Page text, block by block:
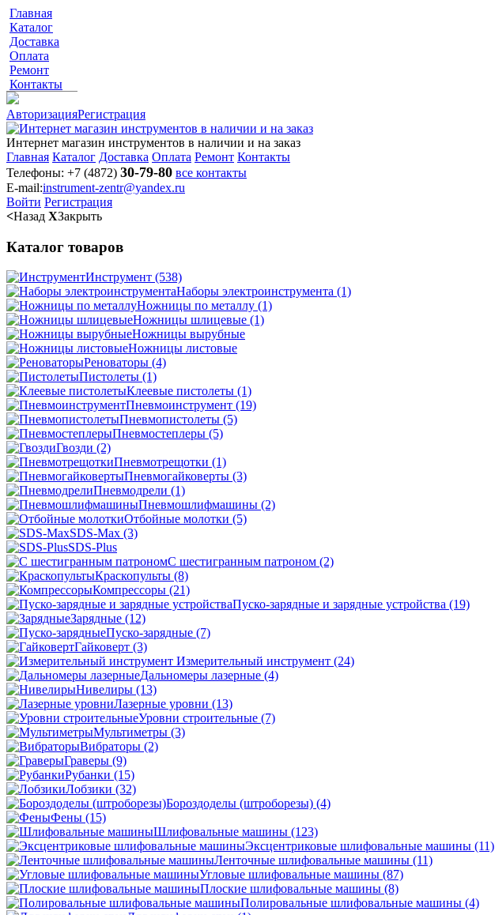
Главная
Каталог
Доставка
Оплата
Ремонт
Контакты
АвторизацияРегистрация
Интернет магазин инструментов в наличии и на заказ
Главная Каталог Доставка Оплата Ремонт Контакты
Телефоны: +7 (4872) 30-79-80 все контакты
E-mail:instrument-zentr@yandex.ru
Войти Регистрация
<Назад XЗакрыть
Каталог товаров
Инструмент (538)
Наборы электроинструмента (1)
Ножницы по металлу (1)
Ножницы шлицевые (1)
Ножницы вырубные
Ножницы листовые
Реноваторы (4)
Пистолеты (1)
Клеевые пистолеты (1)
Пневмоинструмент (19)
Пневмопистолеты (5)
Пневмостеплеры (5)
Гвозди (2)
Пневмотрещотки (1)
Пневмогайковерты (3)
Пневмодрели (1)
Пневмошлифмашины (2)
Отбойные молотки (5)
SDS-Max (3)
SDS-Plus
C шестигранным патроном (2)
Краскопульты (8)
Компрессоры (21)
Пуско-зарядные и зарядные устройства (19)
Зарядные (12)
Пуско-зарядные (7)
Гайковерт (3)
Измерительный инструмент (24)
Дальномеры лазерные (4)
Нивелиры (13)
Лазерные уровни (13)
Уровни строительные (7)
Мультиметры (3)
Вибраторы (2)
Граверы (9)
Рубанки (15)
Лобзики (32)
Бороздоделы (штроборезы) (4)
Фены (15)
Шлифовальные машины (123)
Эксцентриковые шлифовальные машины (11)
Ленточные шлифовальные машины (11)
Угловые шлифовальные машины (87)
Плоские шлифовальные машины (8)
Полировальные шлифовальные машины (4)